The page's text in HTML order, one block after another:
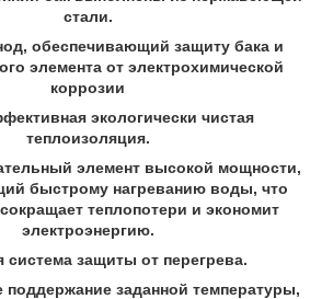
стали.
обеспечивающий защиту бака и
элемента от электрохимической
коррозии
экологически чистая
теплоизоляция.
элемент высокой мощности,
быстрому нагреванию воды, что
теплопотери и экономит
электроэнергию.
система защиты от перегрева.
поддержание заданной температуры,